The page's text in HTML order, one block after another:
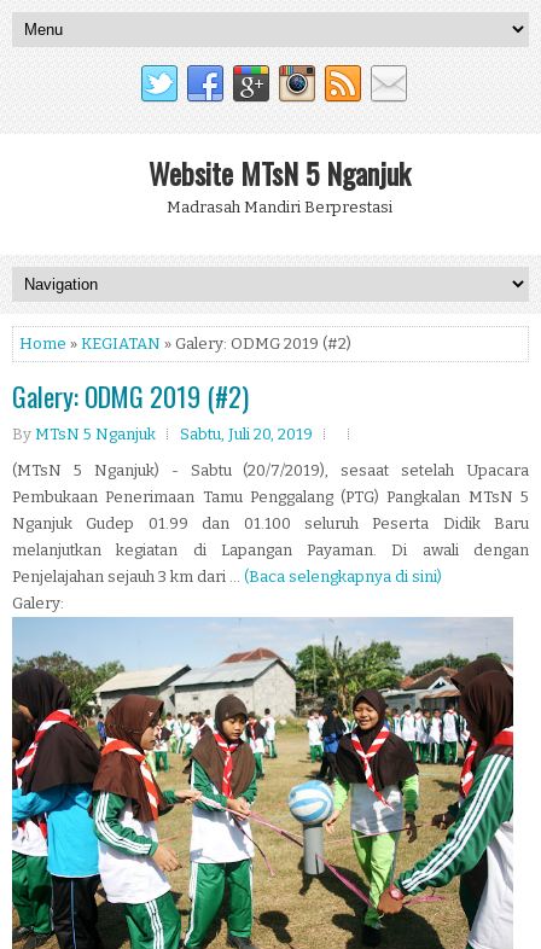
Website MTsN 5 Nganjuk
Madrasah Mandiri Berprestasi
Home » KEGIATAN » Galery: ODMG 2019 (#2)
Galery: ODMG 2019 (#2)
By MTsN 5 Nganjuk
Sabtu, Juli 20, 2019
(MTsN 5 Nganjuk) - Sabtu (20/7/2019), sesaat setelah Upacara
Pembukaan Penerimaan Tamu Penggalang (PTG) Pangkalan MTsN 5
Nganjuk Gudep 01.99 dan 01.100 seluruh Peserta Didik Baru
melanjutkan kegiatan di Lapangan Payaman.Di awali dengan
Penjelajahan sejauh 3 km dari ... (Baca selengkapnya di sini)
Galery: